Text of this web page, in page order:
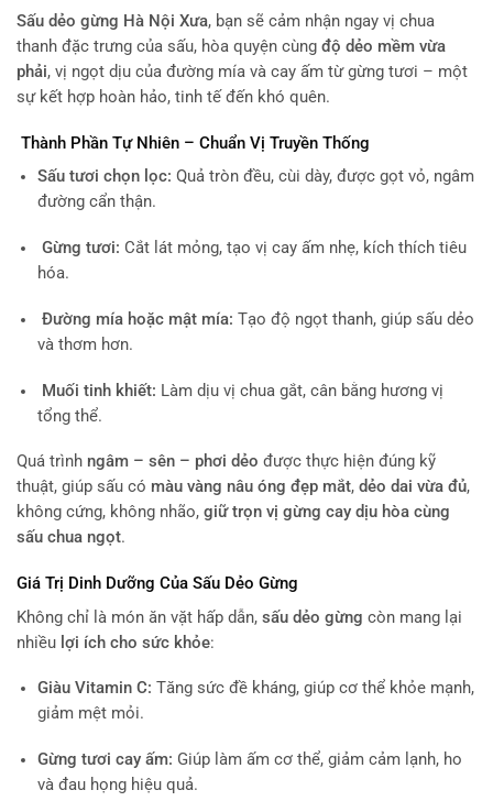
Sấu dẻo gừng Hà Nội Xưa, bạn sẽ cảm nhận ngay vị chua
thanh đặc trưng của sấu, hòa quyện cùng độ dẻo mềm vừa
phải, vị ngọt dịu của đường mía và cay ấm từ gừng tươi – một
sự kết hợp hoàn hảo, tinh tế đến khó quên.
Thành Phần Tự Nhiên – Chuẩn Vị Truyền Thống
Sấu tươi chọn lọc: Quả tròn đều, cùi dày, được gọt vỏ, ngâm
đường cẩn thận.
Gừng tươi: Cắt lát mỏng, tạo vị cay ấm nhẹ, kích thích tiêu
hóa.
Đường mía hoặc mật mía: Tạo độ ngọt thanh, giúp sấu dẻo
và thơm hơn.
Muối tinh khiết: Làm dịu vị chua gắt, cân bằng hương vị
tổng thể.
Quá trình ngâm – sên – phơi dẻo được thực hiện đúng kỹ
thuật, giúp sấu có màu vàng nâu óng đẹp mắt, dẻo dai vừa đủ,
không cứng, không nhão, giữ trọn vị gừng cay dịu hòa cùng
sấu chua ngọt.
Giá Trị Dinh Dưỡng Của Sấu Dẻo Gừng
Không chỉ là món ăn vặt hấp dẫn, sấu dẻo gừng còn mang lại
nhiều lợi ích cho sức khỏe:
Giàu Vitamin C: Tăng sức đề kháng, giúp cơ thể khỏe mạnh,
giảm mệt mỏi.
Gừng tươi cay ấm: Giúp làm ấm cơ thể, giảm cảm lạnh, ho
và đau họng hiệu quả.